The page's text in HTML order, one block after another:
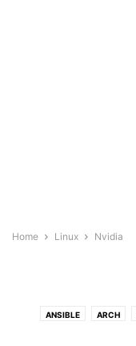
Home Linux Nvidia
ANSIBLE ARCH